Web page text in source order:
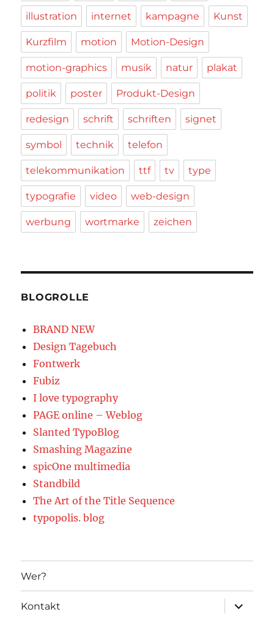
illustration internet kampagne Kunst
Kurzfilm motion Motion-Design
motion-graphics musik natur plakat
politik poster Produkt-Design
redesign schrift schriften signet
symbol technik telefon
telekommunikation ttf tv type
typografie video web-design
werbung wortmarke zeichen
BLOGROLLE
BRAND NEW
Design Tagebuch
Fontwerk
Fubiz
I love typography
PAGE online – Weblog
Slanted TypoBlog
Smashing Magazine
spicOne multimedia
Standbild
The Art of the Title Sequence
typopolis. blog
Wer?
Kontakt
öffnen